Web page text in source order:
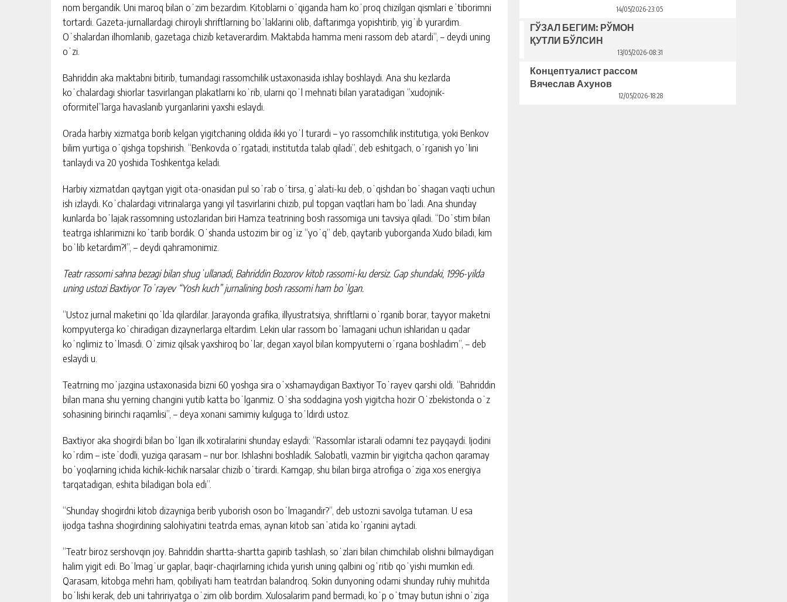
nom bergandik. Uni maroq bilan oʻzim bezardim. Kitoblarni oʻqiganda ham koʻproq chizilgan qismlari eʼtiborimni
tortardi. Gazeta-jurnallardagi chiroyli shriftlarning boʻlaklarini olib, daftarimga yopishtirib, yigʻib yurardim.
Oʻshalardan ilhomlanib, gazetaga chizib ketaverardim. Maktabda hamma meni rassom deb atardi”, – deydi uning
oʻzi.
Bahriddin aka maktabni bitirib, tumandagi rassomchilik ustaxonasida ishlay boshlaydi. Ana shu kezlarda
koʻchalardagi shiorlar tasvirlangan plakatlarni koʻrib, ularni qoʻl mehnati bilan yaratadigan “xudojnik-
oformitel”larga havaslanib yurganlarini yaxshi eslaydi.
Orada harbiy xizmatga borib kelgan yigitchaning oldida ikki yoʻl turardi – yo rassomchilik institutiga, yoki Benkov
bilim yurtiga oʻqishga topshirish. “Benkovda oʻrgatadi, institutda talab qiladi”, deb eshitgach, oʻrganish yoʻlini
tanlaydi va 20 yoshida Toshkentga keladi.
Harbiy xizmatdan qaytgan yigit ota-onasidan pul soʻrab oʻtirsa, gʻalati-ku deb, oʻqishdan boʻshagan vaqti uchun
ish izlaydi. Koʻchalardagi vitrinalarga yangi yil tasvirlarini chizib, pul topgan vaqtlari ham boʻladi. Ana shunday
kunlarda boʻlajak rassomning ustozlaridan biri Hamza teatrining bosh rassomiga uni tavsiya qiladi. “Doʻstim bilan
teatrga ishlarimizni koʻtarib bordik. Oʻshanda ustozim bir ogʻiz “yoʻq” deb, qaytarib yuborganda Xudo biladi, kim
boʻlib ketardim?!”, – deydi qahramonimiz.
Teatr rassomi sahna bezagi bilan shugʻullanadi, Bahriddin Bozorov kitob rassomi-ku dersiz. Gap shundaki, 1996-yilda
uning ustozi Baxtiyor Toʻrayev “Yosh kuch” jurnalining bosh rassomi ham boʻlgan.
“Ustoz jurnal maketini qoʻlda qilardilar. Jarayonda grafika, illyustratsiya, shriftlarni oʻrganib borar, tayyor maketni
kompyuterga koʻchiradigan dizaynerlarga eltardim. Lekin ular rassom boʻlamagani uchun ishlaridan u qadar
koʻnglimiz toʻlmasdi. Oʻzimiz qilsak yaxshiroq boʻlar, degan xayol bilan kompyuterni oʻrgana boshladim”, – deb
eslaydi u.
Teatrning moʻjazgina ustaxonasida bizni 60 yoshga sira oʻxshamaydigan Baxtiyor Toʻrayev qarshi oldi. “Bahriddin
bilan mana shu yerning changini yutib katta boʻlganmiz. Oʻsha soddagina yosh yigitcha hozir Oʻzbekistonda oʻz
sohasining birinchi raqamlisi”, – deya xonani samimiy kulguga toʻldirdi ustoz.
Baxtiyor aka shogirdi bilan boʻlgan ilk xotiralarini shunday eslaydi: “Rassomlar istarali odamni tez payqaydi. Ijodini
koʻrdim – isteʼdodli, yuziga qarasam – nur bor. Ishlashni boshladik. Salobatli, vazmin bir yigitcha qachon qaramay
boʻyoqlarning ichida kichik-kichik narsalar chizib oʻtirardi. Kamgap, shu bilan birga atrofiga oʻziga xos energiya
tarqatadigan, eshita biladigan bola edi”.
“Shunday shogirdni kitob dizayniga berib yuborish oson boʻlmagandir?”, deb ustozni savolga tutaman. U esa
ijodga tashna shogirdining salohiyatini teatrda emas, aynan kitob sanʼatida koʻrganini aytadi.
“Teatr biroz sershovqin joy. Bahriddin shartta-shartta gapirib tashlash, soʻzlari bilan chimchilab olishni bilmaydigan
halim yigit edi. Boʻlmagʻur gaplar, baqir-chaqirlarning ichida yurish uning qalbini ogʻritib qoʻyishi mumkin edi.
Qarasam, kitobga mehri ham, qobiliyati ham teatrdan balandroq. Sokin dunyoning odami shunday ruhiy muhitda
boʻlishi kerak, deb uni tahririyatga oʻzim olib bordim. Xulosalarim pand bermadi, koʻp oʻtmay butun ishni oʻziga
14/05/2026-23:05
ГЎЗАЛ БЕГИМ: РЎМОН
ҚУТЛИ БЎЛСИН
13/05/2026-08:31
Концептуалист рассом
Вячеслав Ахунов
Венецияда ўз кўргазмасини
12/05/2026-18:28